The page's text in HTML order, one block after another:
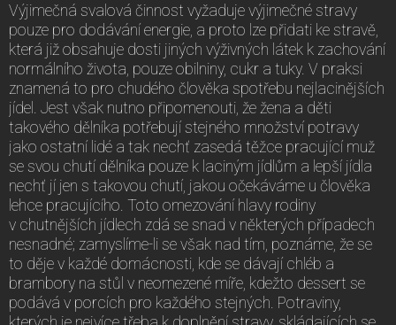
Výjimečná svalová činnost vyžaduje výjimečné stravy
pouze pro dodávání energie, a proto lze přidati ke stravě,
která již obsahuje dosti jiných výživných látek k zachování
normálního života, pouze obilniny, cukr a tuky. V praksi
znamená to pro chudého člověka spotřebu nejlacinějších
jídel. Jest však nutno připomenouti, že žena a děti
takového dělníka potřebují stejného množství potravy
jako ostatní lidé a tak nechť zasedá těžce pracující muž
se svou chutí dělníka pouze k laciným jídlům a lepší jídla
nechť jí jen s takovou chutí, jakou očekáváme u člověka
lehce pracujícího. Toto omezování hlavy rodiny
v chutnějších jídlech zdá se snad v některých případech
nesnadné; zamyslíme-li se však nad tím, poznáme, že se
to děje v každé domácnosti, kde se dávají chléb a
brambory na stůl v neomezené míře, kdežto dessert se
podává v porcích pro každého stejných. Potraviny,